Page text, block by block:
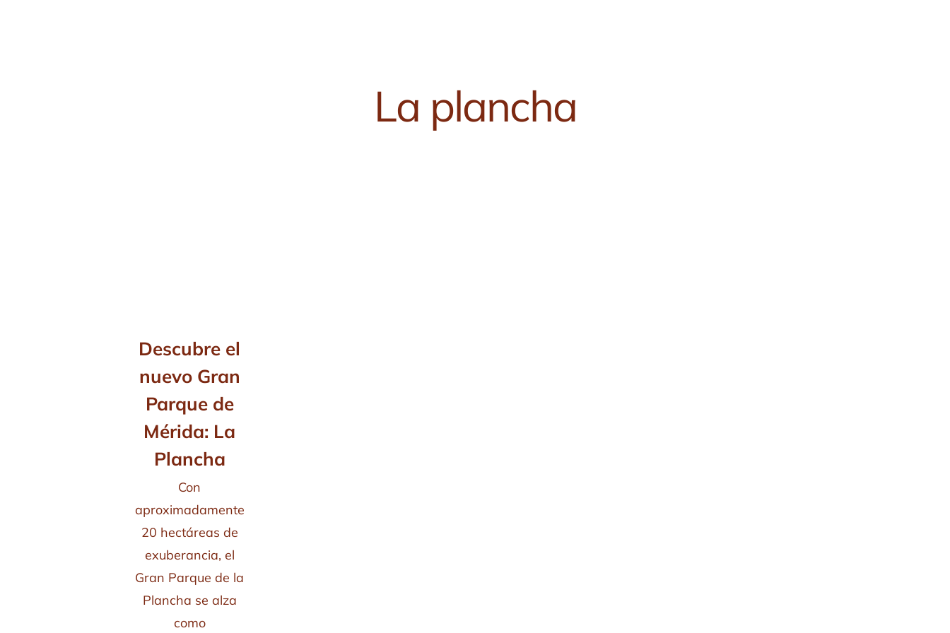
La plancha
Descubre el
nuevo Gran
Parque de
Mérida: La
Plancha
Con
aproximadamente
20 hectáreas de
exuberancia, el
Gran Parque de la
Plancha se alza
como